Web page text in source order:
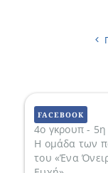
4ο γκρουπ -
Η ομάδα των
του «Ένα
FACEBOOK